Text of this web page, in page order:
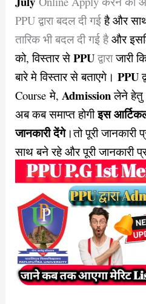
PPU द्वारा बदल दी गईहै और
तारिक भी बदल दी गई हैऔर
को, विस्तार से PPUद्वाराजारी
बारे मे विस्तार से बताएगे। PPU
Course मे, Admissionलेने हेतु
अब कब समाप्त होगीइस
जानकारी देंगे।तो पूरी जानकारी
साथ बने रहे और पूरी जानकारी